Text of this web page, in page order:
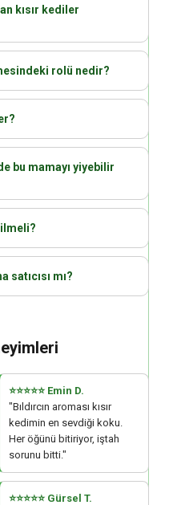
kısır kediler
rolü nedir?
bu mamayı yiyebilir
mı?
⭐⭐⭐⭐⭐ Emin D.
"Bıldırcın aroması kısır
kedimin en sevdiği koku.
Her öğünü bitiriyor, iştah
sorunu bitti."
⭐⭐⭐⭐⭐ Gürsel T.